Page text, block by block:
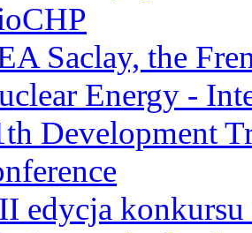
Saclay, the
Energy -
Development
edycja konkursu